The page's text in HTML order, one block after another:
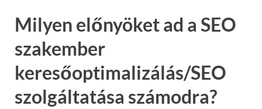
Milyen előnyöket ad a SEO
szakember
keresőoptimalizálás/SEO
szolgáltatása számodra?